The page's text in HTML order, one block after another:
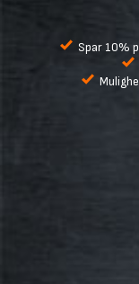
Spar 10%